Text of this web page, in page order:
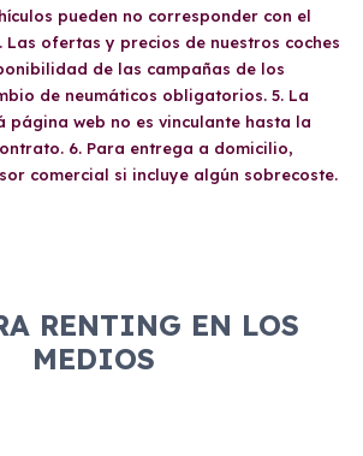
pueden no corresponder con el
ofertas y precios de nuestros coches
de las campañas de los
de neumáticos obligatorios. 5. La
página web no es vinculante hasta la
6. Para entrega a domicilio,
comercial si incluye algún sobrecoste.
RENTING EN LOS
MEDIOS